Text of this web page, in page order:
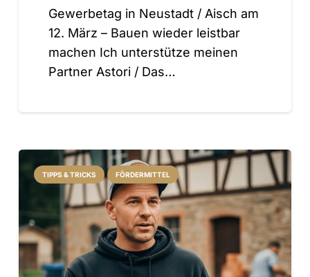
Gewerbetag in Neustadt / Aisch am
12. März – Bauen wieder leistbar
machen Ich unterstütze meinen
Partner Astori / Das…
TIPPS & TRICKS FÖRDERMITTEL